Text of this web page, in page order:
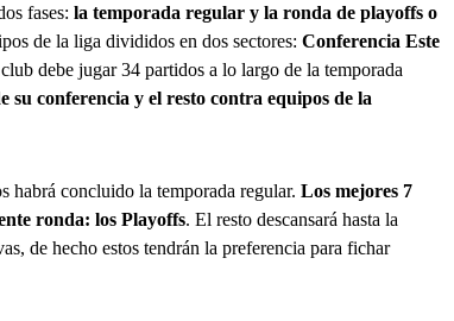
fases: la temporada regular y la ronda de playoffs o
de la liga divididos en dos sectores: Conferencia Este
debe jugar 34 partidos a lo largo de la temporada
su conferencia y el resto contra equipos de la
habrá concluido la temporada regular. Los mejores 7
ronda: los Playoffs. El resto descansará hasta la
de hecho estos tendrán la preferencia para fichar